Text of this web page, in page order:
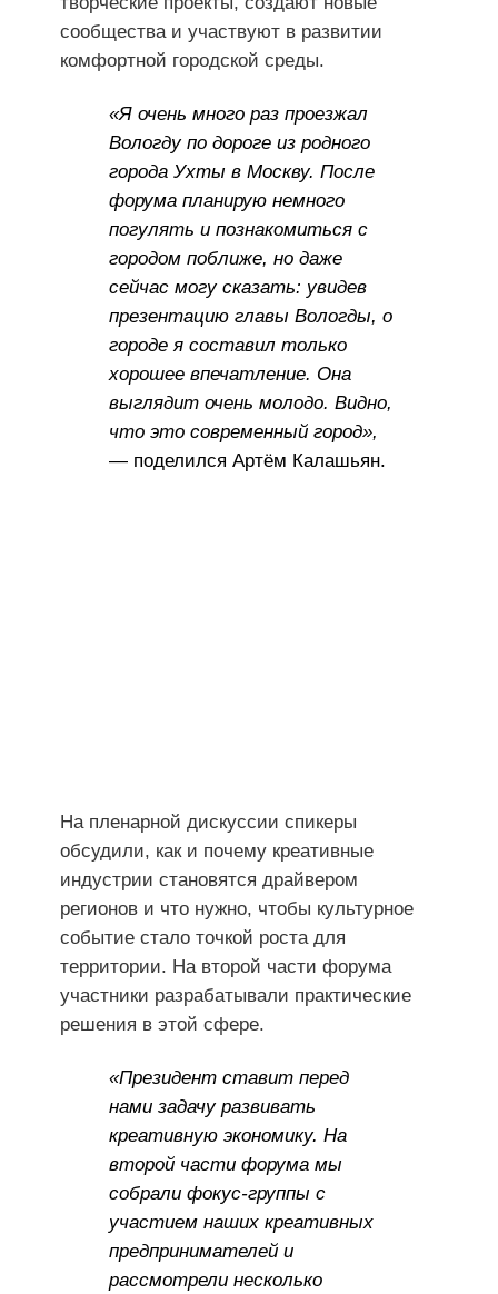
сообщества и участвуют в развитии
комфортной городской среды.
«Я очень много раз проезжал
Вологду по дороге из родного
города Ухты в Москву. После
форума планирую немного
погулять и познакомиться с
городом поближе, но даже
сейчас могу сказать: увидев
презентацию главы Вологды, о
городе я составил только
хорошее впечатление. Она
выглядит очень молодо. Видно,
что это современный город»,
— поделился Артём Калашьян.
На пленарной дискуссии спикеры
обсудили, как и почему креативные
индустрии становятся драйвером
регионов и что нужно, чтобы культурное
событие стало точкой роста для
территории. На второй части форума
участники разрабатывали практические
решения в этой сфере.
«Президент ставит перед
нами задачу развивать
креативную экономику. На
второй части форума мы
собрали фокус-группы с
участием наших креативных
предпринимателей и
рассмотрели несколько